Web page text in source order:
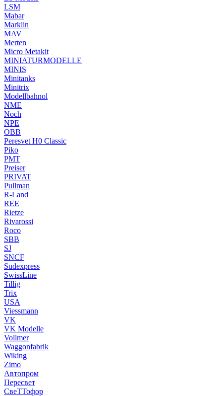
LSM
Mabar
Marklin
MAV
Merten
Micro Metakit
MINIATURMODELLE
MINIS
Minitanks
Minitrix
Modellbahnol
NME
Noch
NPE
OBB
Peresvet H0 Classic
Piko
PMT
Preiser
PRIVAT
Pullman
R-Land
REE
Rietze
Rivarossi
Roco
SBB
SJ
SNCF
Sudexpress
SwissLine
Tillig
Trix
USA
Viessmann
VK
VK Modelle
Vollmer
Waggonfabrik
Wiking
Zimo
Автопром
Пересвет
СвеТТофор